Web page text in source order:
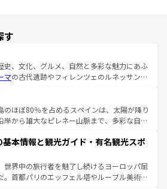
す
史、文化、グルメ、自然と多彩な魅力にあふ
マの古代遺跡やフィレンツェのルネッサンス
ーナの美しい田園風景やアマルフィ海岸の絶
景観も見逃せない。観光の合間には、本場の
など、絶品のイタリア料理を堪能することも
イタリアで、忘れられない旅をしてみよう！
イタリア情報は
のほぼ80％を占めるスペインは、太陽が降り
岸から雄大なピレネー山脈まで、多彩な自然
この国では、情熱的なフラメンコ、熱気あふ
して美味しいタパスが生活の一部となってい
リードの洗練された雰囲気や、バルセロナの
た街角から、地方では古代ローマ遺跡や中世
基本情報と観光ガイド・有名観光スポ
世界中の旅行者を魅了し続けるヨーロッパ屈
。首都パリのエッフェル塔やルーブル美術館